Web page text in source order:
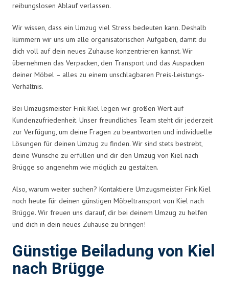
reibungslosen Ablauf verlassen.
Wir wissen, dass ein Umzug viel Stress bedeuten kann. Deshalb
kümmern wir uns um alle organisatorischen Aufgaben, damit du
dich voll auf dein neues Zuhause konzentrieren kannst. Wir
übernehmen das Verpacken, den Transport und das Auspacken
deiner Möbel – alles zu einem unschlagbaren Preis-Leistungs-
Verhältnis.
Bei Umzugsmeister Fink Kiel legen wir großen Wert auf
Kundenzufriedenheit. Unser freundliches Team steht dir jederzeit
zur Verfügung, um deine Fragen zu beantworten und individuelle
Lösungen für deinen Umzug zu finden. Wir sind stets bestrebt,
deine Wünsche zu erfüllen und dir den Umzug von Kiel nach
Brügge so angenehm wie möglich zu gestalten.
Also, warum weiter suchen? Kontaktiere Umzugsmeister Fink Kiel
noch heute für deinen günstigen Möbeltransport von Kiel nach
Brügge. Wir freuen uns darauf, dir bei deinem Umzug zu helfen
und dich in dein neues Zuhause zu bringen!
Günstige Beiladung von Kiel
nach Brügge